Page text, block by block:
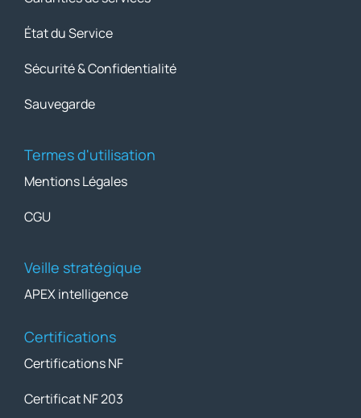
État du Service
Sécurité & Confidentialité
Sauvegarde
Termes d'utilisation
Mentions Légales
CGU
Veille stratégique
APEX intelligence
Certifications
Certifications NF
Certificat NF 203